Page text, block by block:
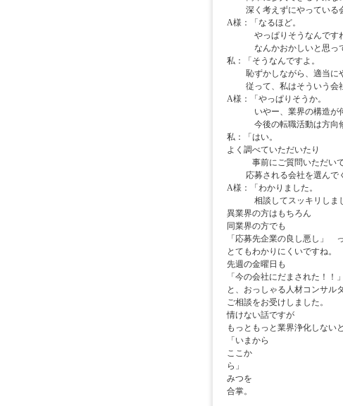
深く考えずにやっている会
A様：「なるほど。
やっぱりそうなんです
なんかおかしいと思って
私：「そうなんですよ。
恥ずかしながら、適当にや
従って、私はそういう会社
A様：「やっぱりそうか。
いやー、業界の構造が何
今後の転職活動は方向修
私：「はい。
よく調べていただいたり
事前にご質問いただい
応募される会社を選んでく
A様：「わかりました。
相談してスッキリしまし
異業界の方はもちろん
同業界の方でも
「応募先企業の良し悪し」
とてもわかりにくいですね。
先週の金曜日も
「今の会社にだまされた！！」
と、おっしゃる人材コンサル
ご相談をお受けしました。
情けない話ですが
もっともっと業界浄化しない
「いまから
ここか
みつを
合掌。